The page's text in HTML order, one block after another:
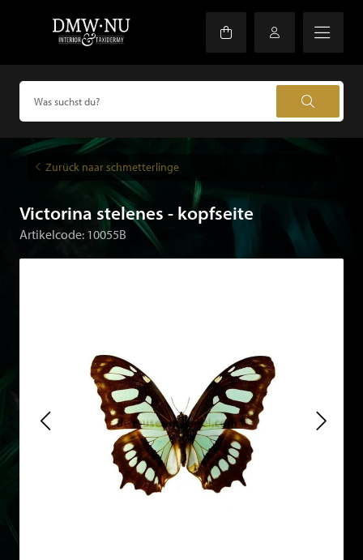
Zurück naar schmetterlinge
Victorina stelenes - kopfseite
Artikelcode: 10055B